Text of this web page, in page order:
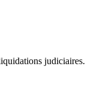
judiciaires.